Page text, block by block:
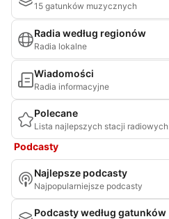
15 gatunków muzycznych
Radia według regionów
Radia lokalne
Wiadomości
Radia informacyjne
Polecane
Lista najlepszych stacji radiowych
Podcasty
Najlepsze podcasty
Najpopularniejsze podcasty
Podcasty według gatunków